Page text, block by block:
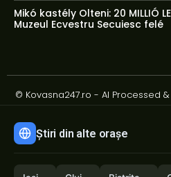
Mikó kastély Olteni: 20 MILLIÓ
Muzeul Ecvestru Secuiesc felé
© Kovasna247.ro - AI Processed
Știri din alte orașe